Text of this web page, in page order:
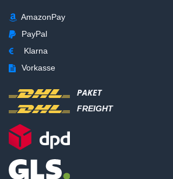
AmazonPay
PayPal
Klarna
Vorkasse
PAKET
FREIGHT